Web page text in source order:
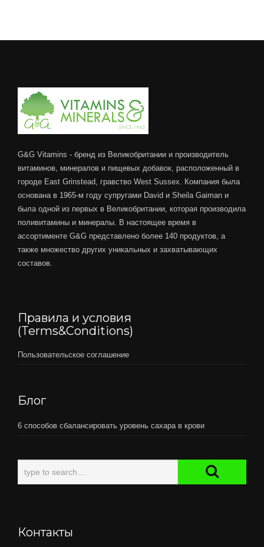
G&G Vitamins - бренд из Великобритании и производитель
витаминов, минералов и пищевых добавок, расположенный в
городе East Grinstead, гравство West Sussex. Компания была
основана в 1965-м году супругами David и Sheila Gaiman и
была одной из первых в Великобритании, которая производила
поливитамины и минералы. В настоящее время в
ассортименте G&G представлено более 140 продуктов, а
также множество других уникальных и захватывающих
составов.
Правила и условия
(Terms&Conditions)
Пользовательское соглашение
Блог
6 способов сбалансировать уровень сахара в крови
Контакты